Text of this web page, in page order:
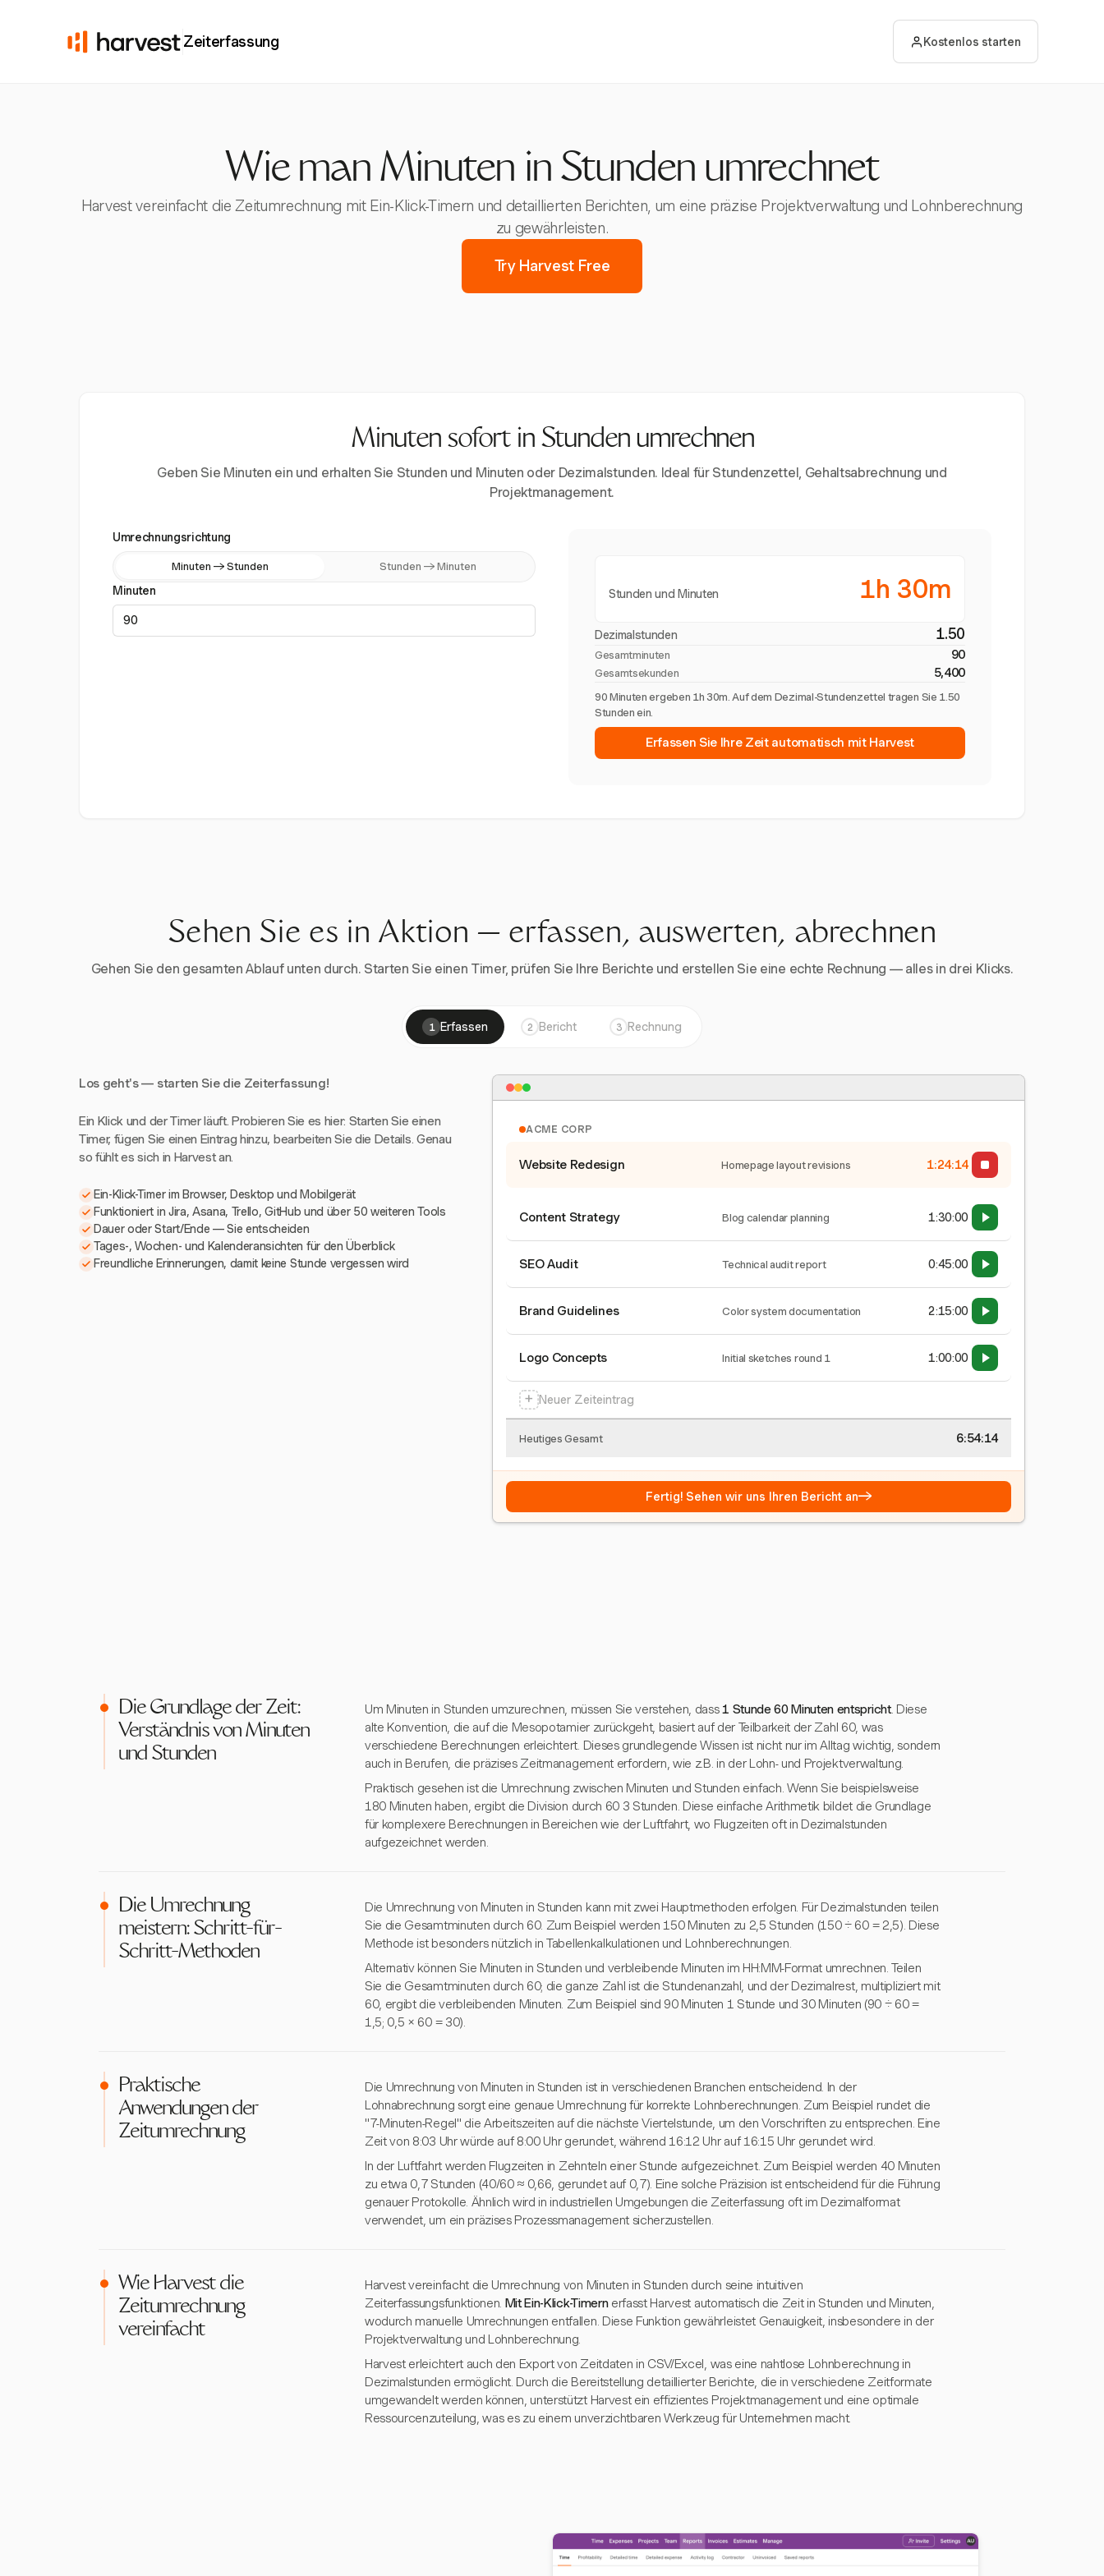
Zeiterfassung Kostenlos starten
Wie man Minuten in Stunden umrechnet
Harvest vereinfacht die Zeitumrechnung mit Ein-Klick-Timern und detaillierten Berichten, um eine präzise Projektverwaltung und Lohnberechnung
zu gewährleisten.
Try Harvest Free
Minuten sofort in Stunden umrechnen
Geben Sie Minuten ein und erhalten Sie Stunden und Minuten oder Dezimalstunden. Ideal für Stundenzettel, Gehaltsabrechnung und
Projektmanagement.
Umrechnungsrichtung
Minuten → Stunden Stunden → Minuten
Minuten Stunden und Minuten 1h 30m
Dezimalstunden 1.50
Gesamtminuten 90
Gesamtsekunden 5,400
90 Minuten ergeben 1h 30m. Auf dem Dezimal-Stundenzettel tragen Sie 1.50
Stunden ein.
Erfassen Sie Ihre Zeit automatisch mit Harvest
Sehen Sie es in Aktion — erfassen, auswerten, abrechnen
Gehen Sie den gesamten Ablauf unten durch. Starten Sie einen Timer, prüfen Sie Ihre Berichte und erstellen Sie eine echte Rechnung — alles in drei Klicks.
1 Erfassen 2 Bericht 3 Rechnung
Los geht's — starten Sie die Zeiterfassung!
Ein Klick und der Timer läuft. Probieren Sie es hier: Starten Sie einen
Timer, fügen Sie einen Eintrag hinzu, bearbeiten Sie die Details. Genau
so fühlt es sich in Harvest an.
Ein-Klick-Timer im Browser, Desktop und Mobilgerät
Funktioniert in Jira, Asana, Trello, GitHub und über 50 weiteren Tools
Dauer oder Start/Ende — Sie entscheiden
Tages-, Wochen- und Kalenderansichten für den Überblick
Freundliche Erinnerungen, damit keine Stunde vergessen wird
ACME CORP
Website Redesign Homepage layout revisions 1:24:15
Content Strategy Blog calendar planning 1:30:00
SEO Audit Technical audit report 0:45:00
Brand Guidelines Color system documentation 2:15:00
Logo Concepts Initial sketches round 1 1:00:00
+ Neuer Zeiteintrag
Heutiges Gesamt 6:54:15
Fertig! Sehen wir uns Ihren Bericht an→
Die Grundlage der Zeit:
Verständnis von Minuten
und Stunden
Um Minuten in Stunden umzurechnen, müssen Sie verstehen, dass1 Stunde 60 Minuten entspricht. Diese
alte Konvention, die auf die Mesopotamier zurückgeht, basiert auf der Teilbarkeit der Zahl 60, was
verschiedene Berechnungen erleichtert. Dieses grundlegende Wissen ist nicht nur im Alltag wichtig, sondern
auch in Berufen, die präzises Zeitmanagement erfordern, wie z.B. in der Lohn- und Projektverwaltung.
Praktisch gesehen ist die Umrechnung zwischen Minuten und Stunden einfach. Wenn Sie beispielsweise
180 Minuten haben, ergibt die Division durch 60 3 Stunden. Diese einfache Arithmetik bildet die Grundlage
für komplexere Berechnungen in Bereichen wie der Luftfahrt, wo Flugzeiten oft in Dezimalstunden
aufgezeichnet werden.
Die Umrechnung
meistern: Schritt-für-
Schritt-Methoden
Die Umrechnung von Minuten in Stunden kann mit zwei Hauptmethoden erfolgen. Für Dezimalstunden teilen
Sie die Gesamtminuten durch 60. Zum Beispiel werden 150 Minuten zu 2,5 Stunden (150 ÷ 60 = 2,5). Diese
Methode ist besonders nützlich in Tabellenkalkulationen und Lohnberechnungen.
Alternativ können Sie Minuten in Stunden und verbleibende Minuten im HH:MM-Format umrechnen. Teilen
Sie die Gesamtminuten durch 60; die ganze Zahl ist die Stundenanzahl, und der Dezimalrest, multipliziert mit
60, ergibt die verbleibenden Minuten. Zum Beispiel sind 90 Minuten 1 Stunde und 30 Minuten (90 ÷ 60 =
1,5; 0,5 × 60 = 30).
Praktische
Anwendungen der
Zeitumrechnung
Die Umrechnung von Minuten in Stunden ist in verschiedenen Branchen entscheidend. In der
Lohnabrechnung sorgt eine genaue Umrechnung für korrekte Lohnberechnungen. Zum Beispiel rundet die
"7-Minuten-Regel" die Arbeitszeiten auf die nächste Viertelstunde, um den Vorschriften zu entsprechen. Eine
Zeit von 8:03 Uhr würde auf 8:00 Uhr gerundet, während 16:12 Uhr auf 16:15 Uhr gerundet wird.
In der Luftfahrt werden Flugzeiten in Zehnteln einer Stunde aufgezeichnet. Zum Beispiel werden 40 Minuten
zu etwa 0,7 Stunden (40/60 ≈ 0,66, gerundet auf 0,7). Eine solche Präzision ist entscheidend für die Führung
genauer Protokolle. Ähnlich wird in industriellen Umgebungen die Zeiterfassung oft im Dezimalformat
verwendet, um ein präzises Prozessmanagement sicherzustellen.
Wie Harvest die
Zeitumrechnung
vereinfacht
Harvest vereinfacht die Umrechnung von Minuten in Stunden durch seine intuitiven
Zeiterfassungsfunktionen. Mit Ein-Klick-Timernerfasst Harvest automatisch die Zeit in Stunden und Minuten,
wodurch manuelle Umrechnungen entfallen. Diese Funktion gewährleistet Genauigkeit, insbesondere in der
Projektverwaltung und Lohnberechnung.
Harvest erleichtert auch den Export von Zeitdaten in CSV/Excel, was eine nahtlose Lohnberechnung in
Dezimalstunden ermöglicht. Durch die Bereitstellung detaillierter Berichte, die in verschiedene Zeitformate
umgewandelt werden können, unterstützt Harvest ein effizientes Projektmanagement und eine optimale
Ressourcenzuteilung, was es zu einem unverzichtbaren Werkzeug für Unternehmen macht.